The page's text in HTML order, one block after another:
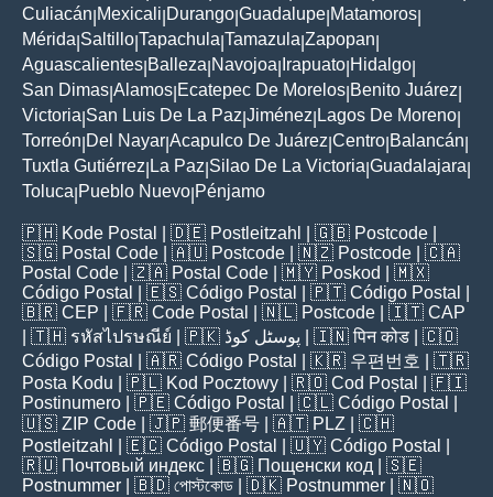
Culiacán Mexicali Durango Guadalupe Matamoros
Mérida Saltillo Tapachula Tamazula Zapopan
Aguascalientes Balleza Navojoa Irapuato Hidalgo
San Dimas Alamos Ecatepec De Morelos Benito Juárez
Victoria San Luis De La Paz Jiménez Lagos De Moreno
Torreón Del Nayar Acapulco De Juárez Centro Balancán
Tuxtla Gutiérrez La Paz Silao De La Victoria Guadalajara
Toluca Pueblo Nuevo Pénjamo
🇵🇭 Kode Postal | 🇩🇪 Postleitzahl | 🇬🇧 Postcode
🇸🇬 Postal Code | 🇦🇺 Postcode | 🇳🇿 Postcode | 🇨🇦
Postal Code | 🇿🇦 Postal Code | 🇲🇾 Poskod
| 🇲🇽
Código Postal
| 🇪🇸 Código Postal | 🇵🇹 Código Postal
🇧🇷 CEP | 🇫🇷 Code Postal | 🇳🇱 Postcode | 🇮🇹 CAP
| 🇹🇭 รหัสไปรษณีย์ | 🇵🇰 پوسٹل کوڈ | 🇮🇳पिन कोड | 🇨🇴
Código Postal
| 🇦🇷 Código Postal | 🇰🇷 우편번호
| 🇹🇷
Posta Kodu | 🇵🇱 Kod Pocztowy | 🇷🇴 Cod Poștal
| 🇫🇮
Postinumero | 🇵🇪 Código Postal | 🇨🇱 Código Postal
🇺🇸 ZIP Code | 🇯🇵 郵便番号 | 🇦🇹 PLZ | 🇨🇭
Postleitzahl
| 🇪🇨 Código Postal | 🇺🇾 Código Postal
🇷🇺 Почтовый индекс | 🇧🇬 Пощенски код | 🇸🇪
Postnummer | 🇧🇩 পোস্টকোড | 🇩🇰 Postnummer | 🇳🇴